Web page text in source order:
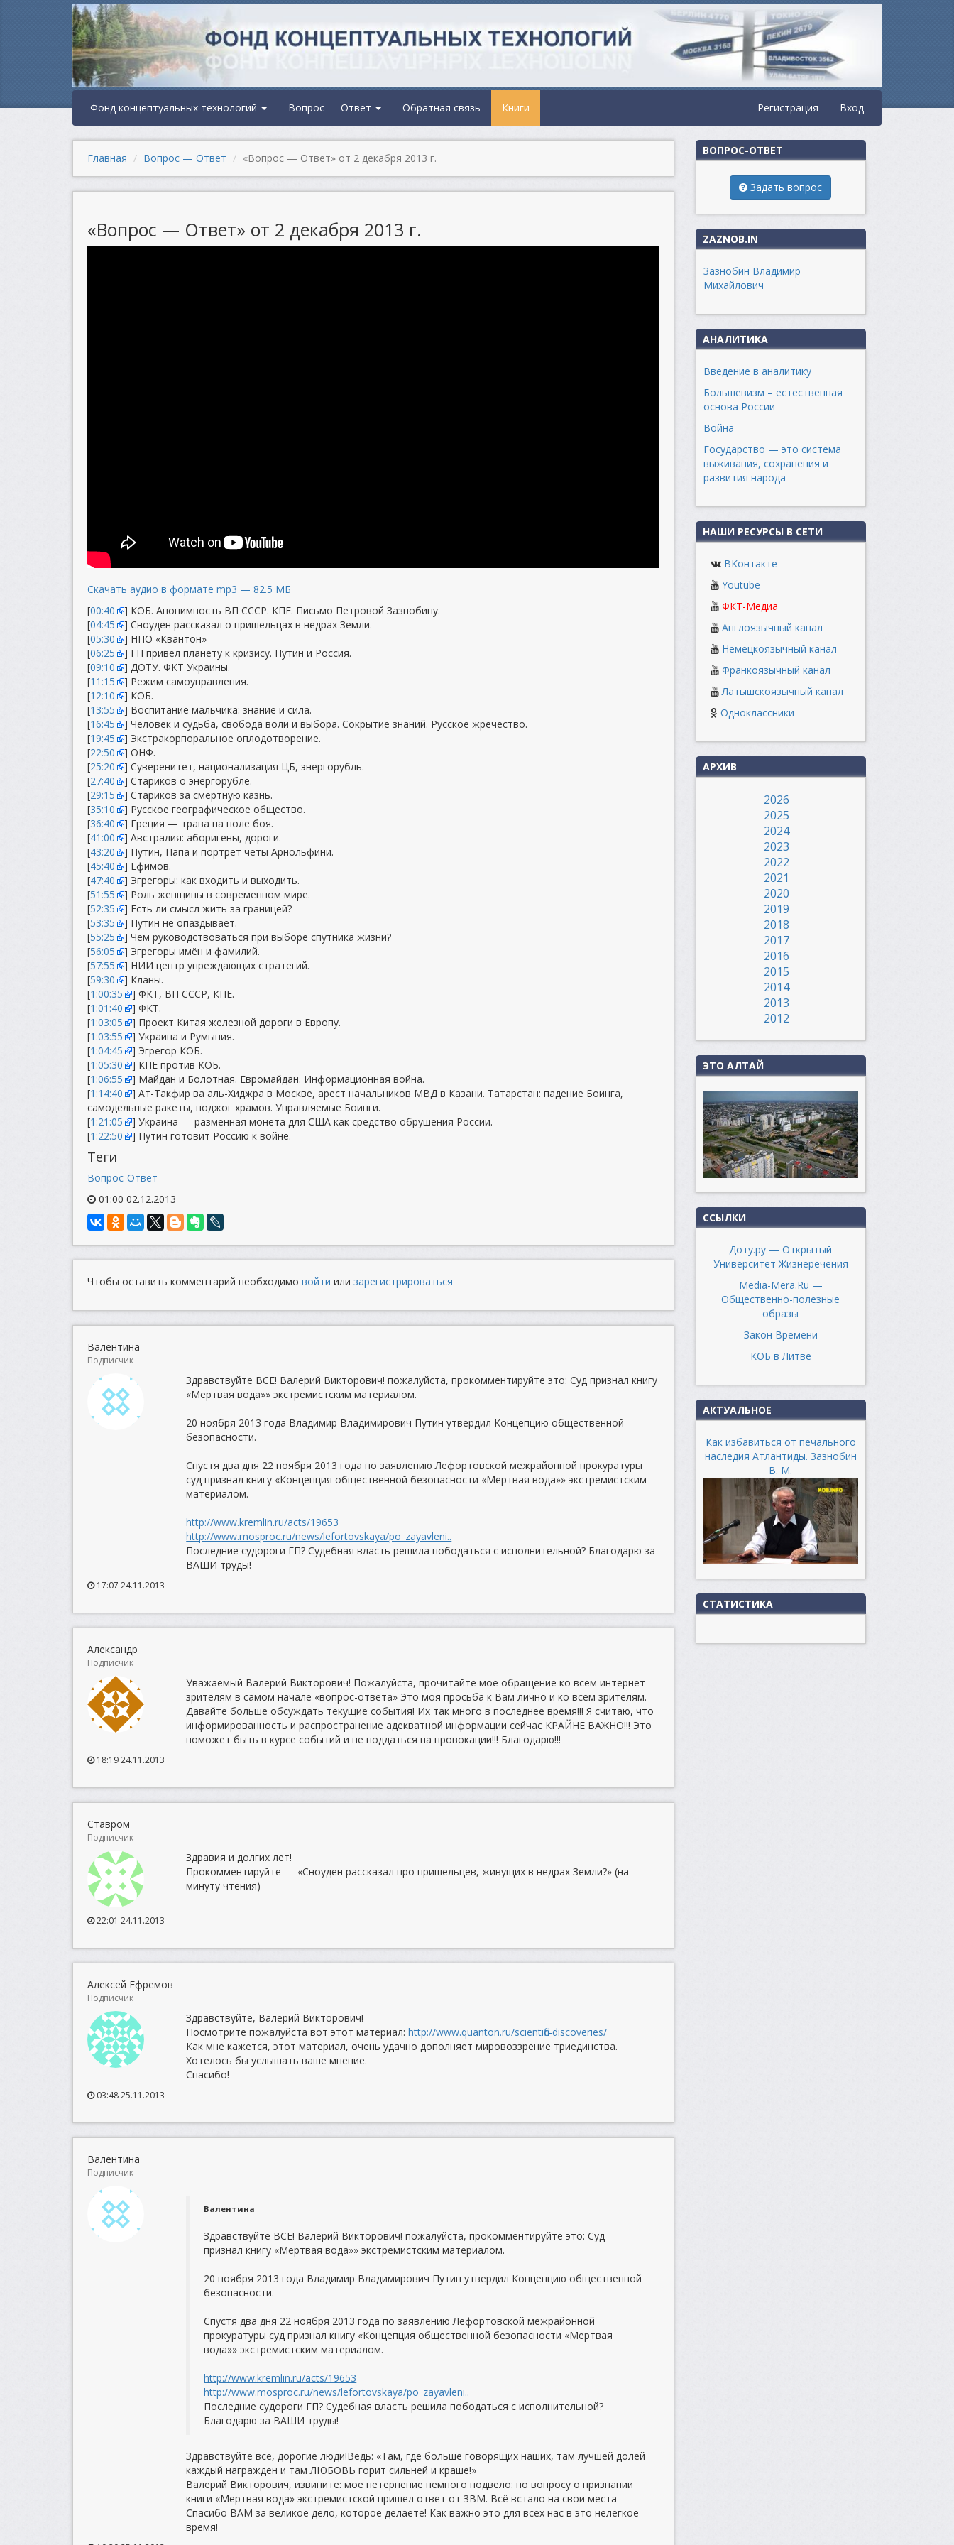
Фонд концептуальных технологий Вопрос — Ответ Обратная связь Книги Регистрация Вход
Главная Вопрос — Ответ «Вопрос — Ответ» от 2 декабря 2013 г.
«Вопрос — Ответ» от 2 декабря 2013 г.
Скачать аудио в формате mp3 — 82.5 МБ
[00:40
] КОБ. Анонимность ВП СССР. КПЕ. Письмо Петровой Зазнобину.
[04:45
] Сноуден рассказал о пришельцах в недрах Земли.
[05:30
] НПО «Квантон»
[06:25
] ГП привёл планету к кризису. Путин и Россия.
[09:10
] ДОТУ. ФКТ Украины.
[11:15
] Режим самоуправления.
[12:10
] КОБ.
[13:55
] Воспитание мальчика: знание и сила.
[16:45
] Человек и судьба, свобода воли и выбора. Сокрытие знаний. Русское жречество.
[19:45
] Экстракорпоральное оплодотворение.
[22:50
] ОНФ.
[25:20
] Суверенитет, национализация ЦБ, энергорубль.
[27:40
] Стариков о энергорубле.
[29:15
] Стариков за смертную казнь.
[35:10
] Русское географическое общество.
[36:40
] Греция — трава на поле боя.
[41:00
] Австралия: аборигены, дороги.
[43:20
] Путин, Папа и портрет четы Арнольфини.
[45:40
] Ефимов.
[47:40
] Эгрегоры: как входить и выходить.
[51:55
] Роль женщины в современном мире.
[52:35
] Есть ли смысл жить за границей?
[53:35
] Путин не опаздывает.
[55:25
] Чем руководствоваться при выборе спутника жизни?
[56:05
] Эгрегоры имён и фамилий.
[57:55
] НИИ центр упреждающих стратегий.
[59:30
] Кланы.
[1:00:35
] ФКТ, ВП СССР, КПЕ.
[1:01:40
] ФКТ.
[1:03:05
] Проект Китая железной дороги в Европу.
[1:03:55
] Украина и Румыния.
[1:04:45
] Эгрегор КОБ.
[1:05:30
] КПЕ против КОБ.
[1:06:55
] Майдан и Болотная. Евромайдан. Информационная война.
[1:14:40
] Ат-Такфир ва аль-Хиджра в Москве, арест начальников МВД в Казани. Татарстан: падение Боинга,
самодельные ракеты, поджог храмов. Управляемые Боинги.
[1:21:05
] Украина — разменная монета для США как средство обрушения России.
[1:22:50 ] Путин готовит Россию к войне.
Теги
Вопрос-Ответ
01:00 02.12.2013
Чтобы оставить комментарий необходимо войти или зарегистрироваться
Валентина
Подписчик
Здравствуйте ВСЕ! Валерий Викторович! пожалуйста, прокомментируйте это: Суд признал книгу
«Мертвая вода»» экстремистским материалом.
20 ноября 2013 года Владимир Владимирович Путин утвердил Концепцию общественной
безопасности.
Спустя два дня 22 ноября 2013 года по заявлению Лефортовской межрайонной прокуратуры
суд признал книгу «Концепция общественной безопасности «Мертвая вода»» экстремистским
материалом.
http://www.kremlin.ru/acts/19653
http://www.mosproc.ru/news/lefortovskaya/po_zayavleni..
Последние судороги ГП? Судебная власть решила пободаться с исполнительной? Благодарю за
ВАШИ труды!
17:07 24.11.2013
Александр
Подписчик
Уважаемый Валерий Викторович! Пожалуйста, прочитайте мое обращение ко всем интернет-
зрителям в самом начале «вопрос-ответа» Это моя просьба к Вам лично и ко всем зрителям.
Давайте больше обсуждать текущие события! Их так много в последнее время!!! Я считаю, что
информированность и распространение адекватной информации сейчас КРАЙНЕ ВАЖНО!!! Это
поможет быть в курсе событий и не поддаться на провокации!!! Благодарю!!!
18:19 24.11.2013
Ставром
Подписчик
Здравия и долгих лет!
Прокомментируйте — «Сноуден рассказал про пришельцев, живущих в недрах Земли?» (на
минуту чтения)
22:01 24.11.2013
Алексей Ефремов
Подписчик
Здравствуйте, Валерий Викторович!
Посмотрите пожалуйста вот этот материал:http://www.quanton.ru/scientific-discoveries/
Как мне кажется, этот материал, очень удачно дополняет мировоззрение триединства.
Хотелось бы услышать ваше мнение.
Спасибо!
03:48 25.11.2013
Валентина
Подписчик
Валентина
Здравствуйте ВСЕ! Валерий Викторович! пожалуйста, прокомментируйте это: Суд
признал книгу «Мертвая вода»» экстремистским материалом.
20 ноября 2013 года Владимир Владимирович Путин утвердил Концепцию общественной
безопасности.
Спустя два дня 22 ноября 2013 года по заявлению Лефортовской межрайонной
прокуратуры суд признал книгу «Концепция общественной безопасности «Мертвая
вода»» экстремистским материалом.
http://www.kremlin.ru/acts/19653
http://www.mosproc.ru/news/lefortovskaya/po_zayavleni..
Последние судороги ГП? Судебная власть решила пободаться с исполнительной?
Благодарю за ВАШИ труды!
Здравствуйте все, дорогие люди!Ведь: «Там, где больше говорящих наших, там лучшей долей
каждый награжден и там ЛЮБОВЬ горит сильней и краше!»
Валерий Викторович, извините: мое нетерпение немного подвело: по вопросу о признании
книги «Мертвая вода» экстремистской пришел ответ от ЗВМ. Всё встало на свои места
Спасибо ВАМ за великое дело, которое делаете! Как важно это для всех нас в это нелегкое
время!
ВОПРОС-ОТВЕТ
Задать вопрос
ZAZNOB.IN
Зазнобин Владимир
Михайлович
АНАЛИТИКА
Введение в аналитику
Большевизм – естественная
основа России
Война
Государство — это система
выживания, сохранения и
развития народа
НАШИ РЕСУРСЫ В СЕТИ
ВКонтакте
Youtube
ФКТ-Медиа
Англоязычный канал
Немецкоязычный канал
Франкоязычный канал
Латышскоязычный канал
Одноклассники
АРХИВ
2026
2025
2024
2023
2022
2021
2020
2019
2018
2017
2016
2015
2014
2013
2012
ЭТО АЛТАЙ
ССЫЛКИ
Доту.ру — Открытый
Университет Жизнеречения
Media-Mera.Ru —
Общественно-полезные
образы
Закон Времени
КОБ в Литве
АКТУАЛЬНОЕ
Как избавиться от печального
наследия Атлантиды. Зазнобин
В. М.
СТАТИСТИКА